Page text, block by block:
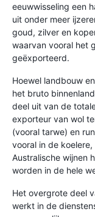
eeuwwisseling een
uit onder meer
goud, zilver en
waarvan vooral het
geëxporteerd.
Hoewel landbouw
het bruto
deel uit van de
exporteur van wol
(vooral tarwe) en
vooral in de
Australische wijnen
worden in de hele
Het overgrote deel
werkt in de